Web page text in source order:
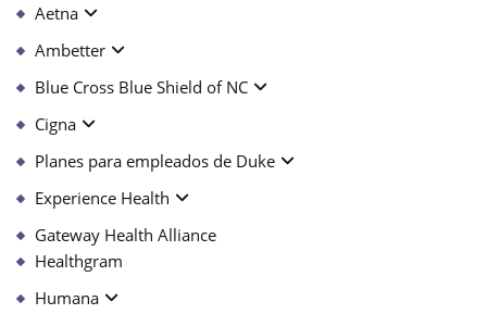
Aetna
Ambetter
Blue Cross Blue Shield of NC
Cigna
Planes para empleados de Duke
Experience Health
Gateway Health Alliance
Healthgram
Humana